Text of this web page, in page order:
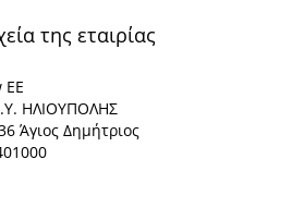
της εταιρίας
ΕΕ
ΗΛΙΟΥΠΟΛΗΣ
Άγιος Δημήτριος